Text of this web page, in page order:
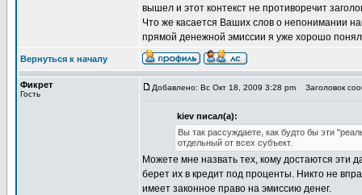
вышел и этот контекст не противоречит
Что же касается Ваших слов о непонимании
прямой денежной эмиссии я уже хорошо
Вернуться к началу
Фикрет
Гость
Добавлено: Вс Окт 18, 2009 3:28 pm Заголовок
kiev писал(а):
Вы так рассуждаете, как будто бы эти
отдельный от всех субъект.
Можете мне назвать тех, кому достаются эти
берет их в кредит под проценты. Никто не
имеет законное право на эмиссию денег.